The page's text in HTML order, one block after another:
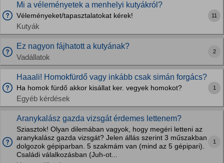
Mi a véleményetek a menhelyi kutyákról?
Véleményeket/tapasztalatokat kérek!
Kutyák
11
Ez nagyon fájhatott a kutyának?
Vadállatok
2
Haaali! Homokfürdő vagy inkább csak simán forgács?
Ha homok fürdő akkor kisállat ker. vegyek homokot?
Egyéb kérdések
1
Aranykalász gazda vizsgát érdemes lettenem?
Sziasztok! Olyan dilemában vagyok, hogy megéri letteni az
aranykalász gazda vizsgát? Jelen állás szerint 3 műszakban
dolgozok gépiparban. 5 szakmám van (mind az 5 gépipari).
Családi válalkozásban (Juh-ot...
1